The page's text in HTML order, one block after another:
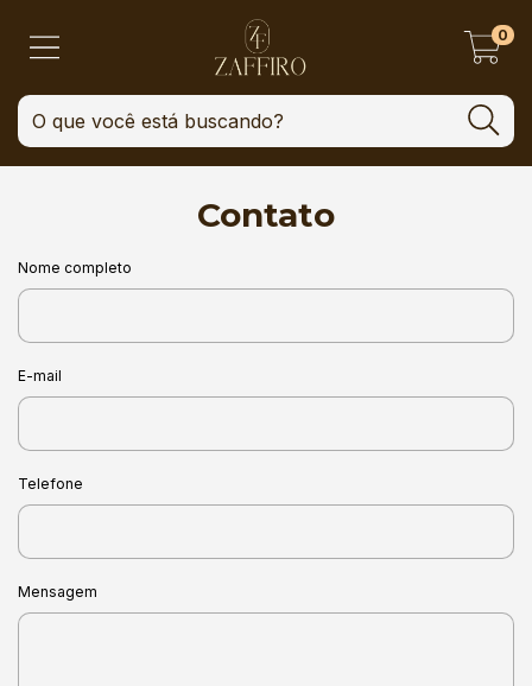
0
Contato
Nome completo
E-mail
Telefone
Mensagem